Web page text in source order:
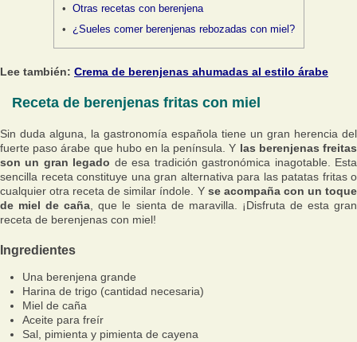
Otras recetas con berenjena
¿Sueles comer berenjenas rebozadas con miel?
Lee también: Crema de berenjenas ahumadas al estilo árabe
Receta de berenjenas fritas con miel
Sin duda alguna, la gastronomía española tiene un gran herencia del
fuerte paso árabe que hubo en la península. Y las berenjenas freitas
son un gran legado de esa tradición gastronómica inagotable. Esta
sencilla receta constituye una gran alternativa para las patatas fritas o
cualquier otra receta de similar índole. Y se acompaña con un toque
de miel de caña , que le sienta de maravilla. ¡Disfruta de esta gran
receta de berenjenas con miel!
Ingredientes
Una berenjena grande
Harina de trigo (cantidad necesaria)
Miel de caña
Aceite para freír
Sal, pimienta y pimienta de cayena